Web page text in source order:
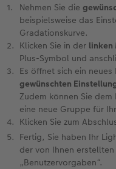
Nehmen Sie die
beispielsweise das
Gradationskurve.
Klicken Sie in der linken
Plus-Symbol und
Es öffnet sich ein
gewünschten
Zudem können Sie
eine neue Gruppe für
Klicken Sie zum
Fertig, Sie haben Ihr
der von Ihnen
„Benutzervorgaben“.